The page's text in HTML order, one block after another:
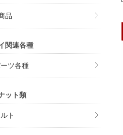
品
関連各種
ツ各種
ット類
ト